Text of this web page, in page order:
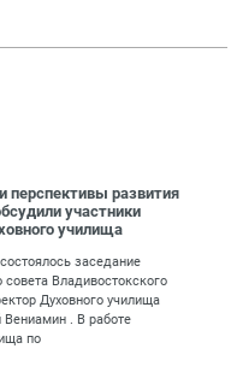
перспективы развития
участники
училища
заседание
совета Владивостокского
Духовного училища
Вениамин . В работе
по